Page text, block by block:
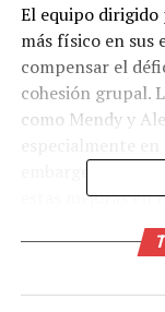
El equipo dirigido
más físico en
compensar el
cohesión grupal.
como Mendy y
embargo, el
estas mejoras en
logrado una